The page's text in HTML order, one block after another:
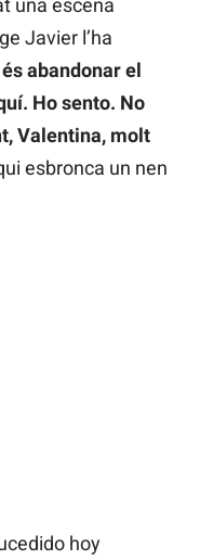
una escena
Javier l’ha
abandonar el
Ho sento. No
Valentina, molt
esbronca un nen
hoy